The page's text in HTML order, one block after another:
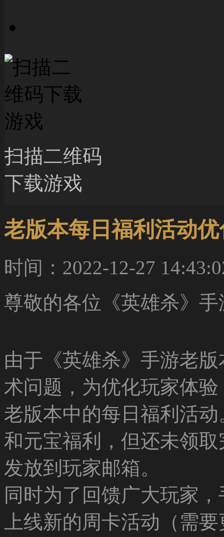
扫描二维码
下载游戏
老版本每日福利活动
时间：2022-12-27
尊敬的各位《英雄杀》
由于《英雄杀》手游老
术问题，为优化玩家体
老版本中的每日福利活
和元宝福利，但还未领
发放到玩家邮箱。
同时为了回馈广大玩家
上线新的周卡活动（需